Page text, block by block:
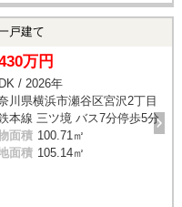
戸建て
万円
/ 2026年
川県横浜市瀬谷区宮沢2丁目
本線 三ツ境 バス7分停歩5分
面積 100.71㎡
面積 105.14㎡